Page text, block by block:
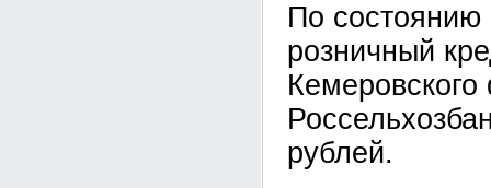
По состоянию
розничный
рублей.